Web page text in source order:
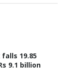
19.85
9.1 billion